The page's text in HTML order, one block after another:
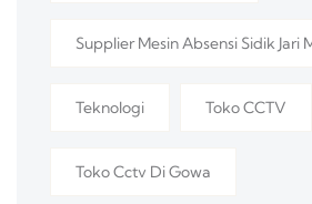
Supplier Mesin Absensi Sidik Jari
Teknologi Toko CCTV
Toko Cctv Di Gowa